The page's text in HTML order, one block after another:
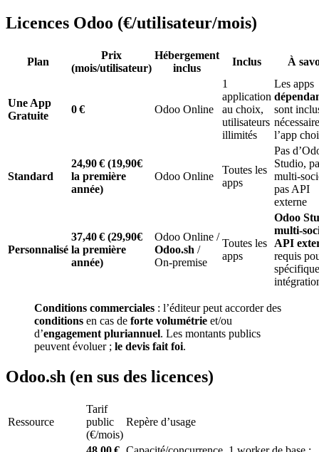
Licences Odoo (€/utilisateur/mois)
Plan
Prix
(mois/utilisateur)
Hébergement
inclus
Inclus À
Une App
Gratuite
0 € Odoo Online
1
application
au choix,
utilisateurs
illimités
Les apps
sont
l’app
Standard
24,90 € (19,90€
la première
année)
Odoo Online
Toutes les
apps
Pas
Studio,
pas API
externe
Personnalisé
37,40 € (29,90€
la première
année)
Odoo Online /
Odoo.sh /
On‑premise
Toutes les
apps
Odoo
API
requis
Conditions commerciales : l’éditeur peut accorder des
conditions en cas de forte volumétrie et/ou
d’engagement pluriannuel. Les montants publics
peuvent évoluer ; le devis fait foi.
Odoo.sh (en sus des licences)
Ressource
Tarif
public
(€/mois)
Repère d’usage